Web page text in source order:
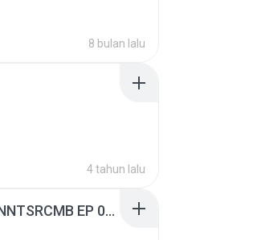
8 bulan lalu
4 tahun lalu
[Witanime.com] RKNGMNNTSRCMB EP 06 HD.mp4